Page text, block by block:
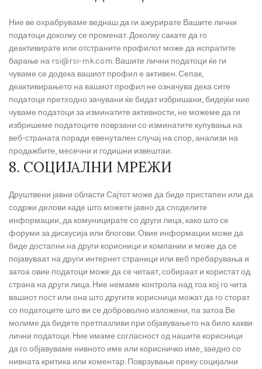
Ние ве охрабруваме веднаш да ги ажурирате Вашите лични
податоци доколку се променат. Доколку сакате да го
деактивирате или отстраните профилот може да испратите
барање на rsi@rsi-mk.com. Вашите лични податоци ќе ги
чуваме се додека вашиот профил е активен. Сепак,
деактивирањето на вашиот профил не означува дека сите
податоци претходно зачувани ќе бидат избришани, бидејќи ние
чуваме податоци за изминатите активности, не можеме да ги
избришеме податоците поврзани со изминатите купувања на
веб-страната поради евенутален случај на спор, анализи на
продажбите, месечни и годишни извештаи.
8. СОЦИЈАЛНИ МРЕЖИ
Друштвени јавни области Сајтот може да биде пристапен или да
содржи делови каде што можете јавно да споделите
информации, да комуницирате со други лица, како што се
форуми за дискусија или блогови. Овие информации може да
биде достапни на други корисници и компании и може да се
појавуваат на други интернет страници или веб пребарувања и
затоа овие податоци може да се читаат, собираат и користат од
страна на други лица. Ние немаме контрола над тоа кој го чита
вашиот пост или она што другите корисници можат да го сторат
со податоците што ви се доброволно изложени, па затоа Ве
молиме да бидете претпазливи при објавувањето на било какви
лични податоци. Ние имаме согласност од нашите корисници
да го објавуваме нивното име или корисничко име, заедно со
нивната критика или коментар. Поврзување преку социјални